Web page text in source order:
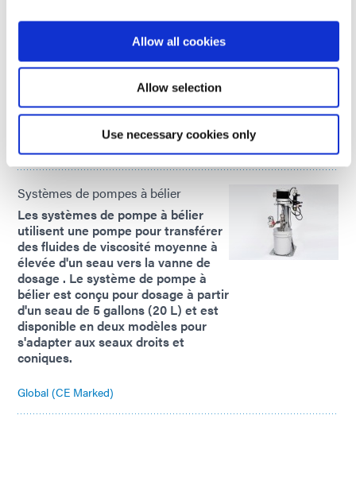
Allow all cookies
Allow selection
Use necessary cookies only
puissance nécessaire au
déplacement de matériaux visqueux
tels que des adhésifs, des joints, des
résines de masquage et bien plus
encore à partir de seaux Dymax plus
petits de 3,8 litres et d'autres
conteneurs de 1 gallon.
Systèmes de pompes à bélier
Les systèmes de pompe à bélier
utilisent une pompe pour transférer
des fluides de viscosité moyenne à
élevée d'un seau vers la vanne de
dosage . Le système de pompe à
bélier est conçu pour dosage à partir
d'un seau de 5 gallons (20 L) et est
disponible en deux modèles pour
s'adapter aux seaux droits et
coniques.
Global (CE Marked)